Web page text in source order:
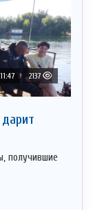
2137
получившие